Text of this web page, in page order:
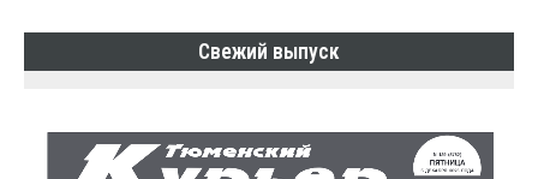
Свежий выпуск